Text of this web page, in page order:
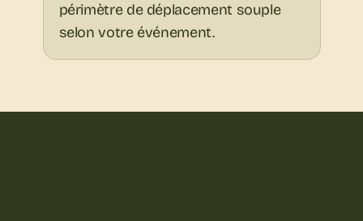
périmètre de déplacement souple
selon votre événement.